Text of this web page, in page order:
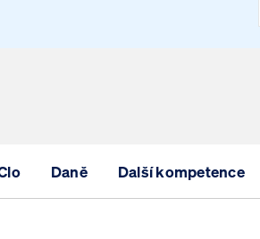
Daně Další kompetence